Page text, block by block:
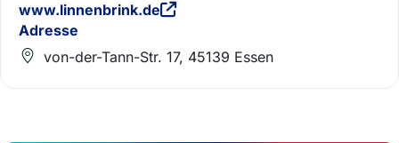
www.linnenbrink.de
Adresse
von-der-Tann-Str. 17, 45139 Essen